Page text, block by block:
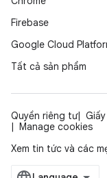
Firebase
Google Cloud
Tất cả sản phẩm
Quyền riêng tư
Manage cookies
Xem tin tức và các